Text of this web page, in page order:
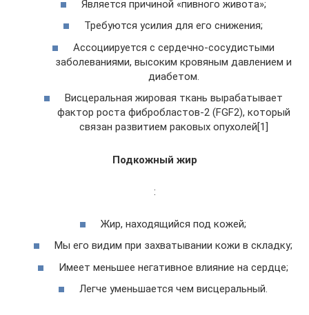
Является причиной «пивного живота»;
Требуются усилия для его снижения;
Ассоциируется с сердечно-сосудистыми
заболеваниями, высоким кровяным давлением и
диабетом.
Висцеральная жировая ткань вырабатывает
фактор роста фибробластов-2 (FGF2), который
связан развитием раковых опухолей[1]
Подкожный жир
:
Жир, находящийся под кожей;
Мы его видим при захватывании кожи в складку;
Имеет меньшее негативное влияние на сердце;
Легче уменьшается чем висцеральный.